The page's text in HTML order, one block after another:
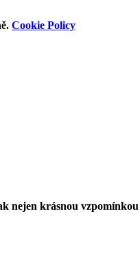
Cookie Policy
nejen krásnou